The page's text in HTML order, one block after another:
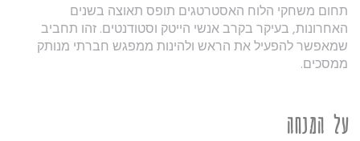
תחום משחקי הלוח האסטרטגים תופס תאוצה בשנים
האחרונות, בעיקר בקרב אנשי הייטק וסטודנטים. זהו תחביב
שמאפשר להפעיל את הראש ולהינות ממפגש חברתי מנותק
ממסכים.
על המנחה